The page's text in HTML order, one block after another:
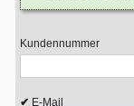
Kundennummer
E-Mail